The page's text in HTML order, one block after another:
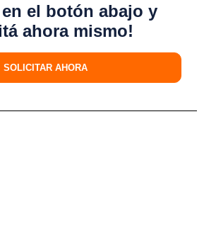
el botón abajo y
ahora mismo!
SOLICITAR AHORA